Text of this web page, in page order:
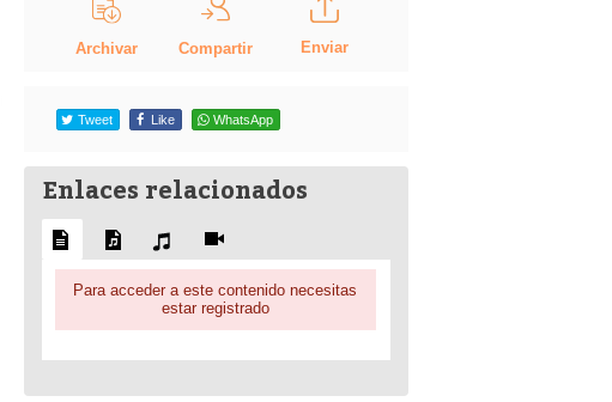
Archivar Compartir Enviar
Tweet Like WhatsApp
Enlaces relacionados
Para acceder a este contenido necesitas
estar registrado